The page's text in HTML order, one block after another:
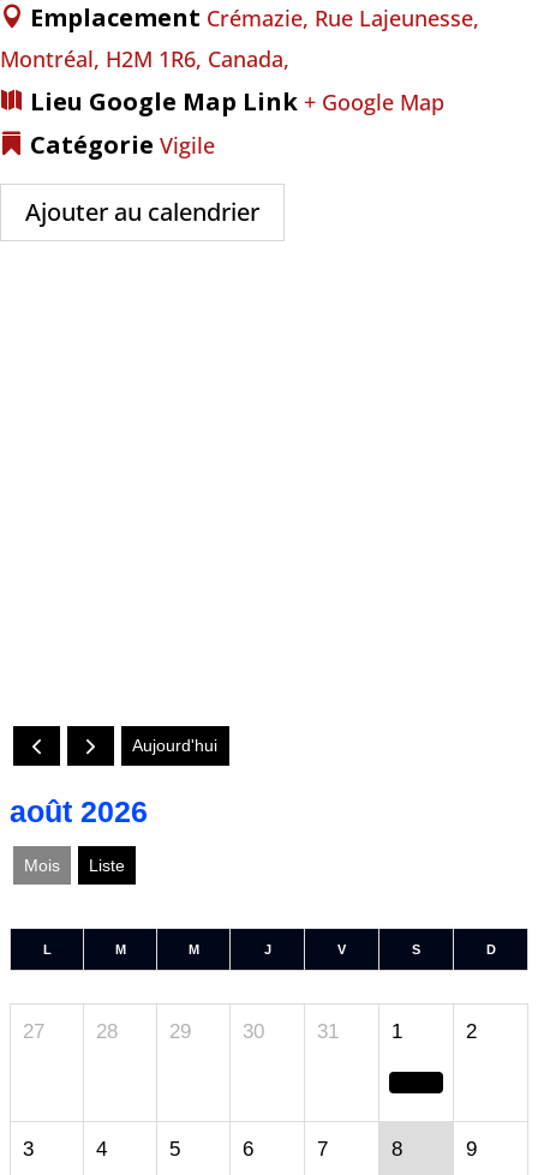
Emplacement Crémazie, Rue Lajeunesse,
Montréal, H2M 1R6, Canada,
Lieu Google Map Link + Google Map
Catégorie Vigile
Ajouter au calendrier
Aujourd'hui
août 2026
Mois Liste
L M M J V S D
27 28 29 30 31 1 2
3 4 5 6 7 8 9